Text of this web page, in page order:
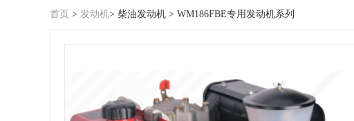
首页 > 发动机> 柴油发动机 > WM186FBE专用发动机系列